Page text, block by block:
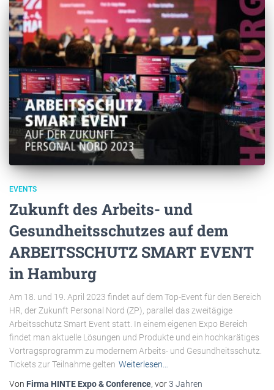
EVENTS
Zukunft des Arbeits- und
Gesundheitsschutzes auf dem
ARBEITSSCHUTZ SMART EVENT
in Hamburg
Am 18. und 19. April 2023 findet auf dem Top-Event für den Bereich
HR, der Zukunft Personal Nord (ZP), parallel das zweitägige
Arbeitsschutz Smart Event statt. In einem eigenen Expo Bereich
findet man aktuelle Lösungen und Produkte und ein hochkarätiges
Vortragsprogramm zu modernem Arbeits- und Gesundheitsschutz.
Tickets zur Teilnahme gelten Weiterlesen…
Von Firma HINTE Expo & Conference, vor3 Jahren